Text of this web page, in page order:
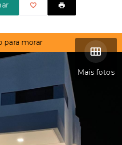
Mais fotos
para morar